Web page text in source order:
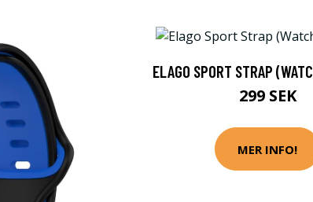
ELAGO SPORT STRAP
299 SEK
MER INFO!